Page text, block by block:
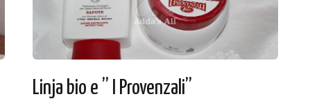
Linja bio e ” I Provenzali”